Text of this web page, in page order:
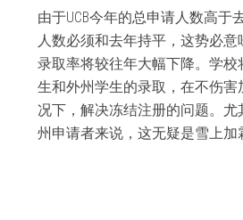
由于UCB今年的总申请人数高于
人数必须和去年持平，这势必意
录取率将较往年大幅下降。学校
生和外州学生的录取，在不伤
况下，解决冻结注册的问题。
州申请者来说，这无疑是雪上加